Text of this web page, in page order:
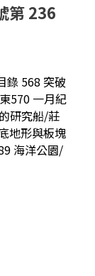
第 236
錄 568 突破
570 一月紀
研究船/莊
地形與板塊
海洋公園/